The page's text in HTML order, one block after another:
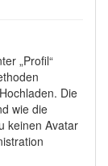
„Profil“
Die
wie die
keinen Avatar